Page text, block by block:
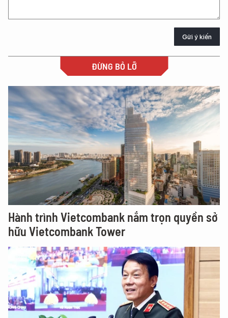
Gửi ý kiến
ĐỪNG BỎ LỠ
Hành trình Vietcombank nắm trọn quyền sở
hữu Vietcombank Tower